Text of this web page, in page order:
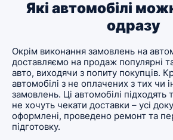
Які автомобілі
одразу
Окрім виконання замовлень на
доставляємо на продаж популярні та
авто, виходячи з попиту покупців.
автомобілі з не оплачених з тих чи
замовлень. Ці автомобілі підходять
не хочуть чекати доставки – усі
оформлені, проведено ремонт та
підготовку.